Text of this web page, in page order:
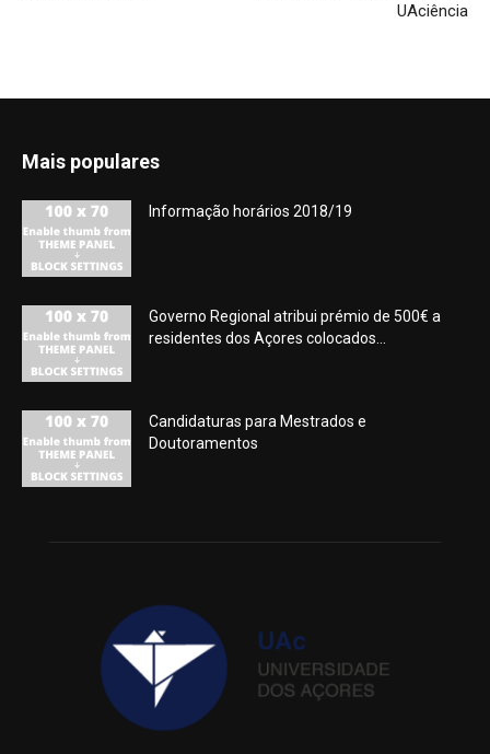
UAciência
Mais populares
Informação horários 2018/19
Governo Regional atribui prémio de 500€ a
residentes dos Açores colocados...
Candidaturas para Mestrados e
Doutoramentos